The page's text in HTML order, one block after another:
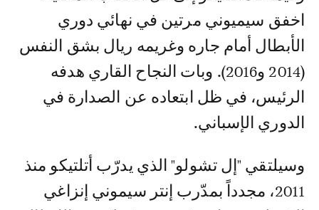
اخفق سيميوني مرتين في نهائي دوري
الأبطال أمام جاره وغريمه ريال بشق النفس
(2014 و2016). وبات النجاح القاري هدفه
الرئيس، في ظل ابتعاده عن الصدارة في
الدوري الإسباني.
وسيلتقي "إل تشولو" الذي يدرّب أتلتيكو منذ
2011، مجدداً بمدّرب إنتر سيموني إنزاغي